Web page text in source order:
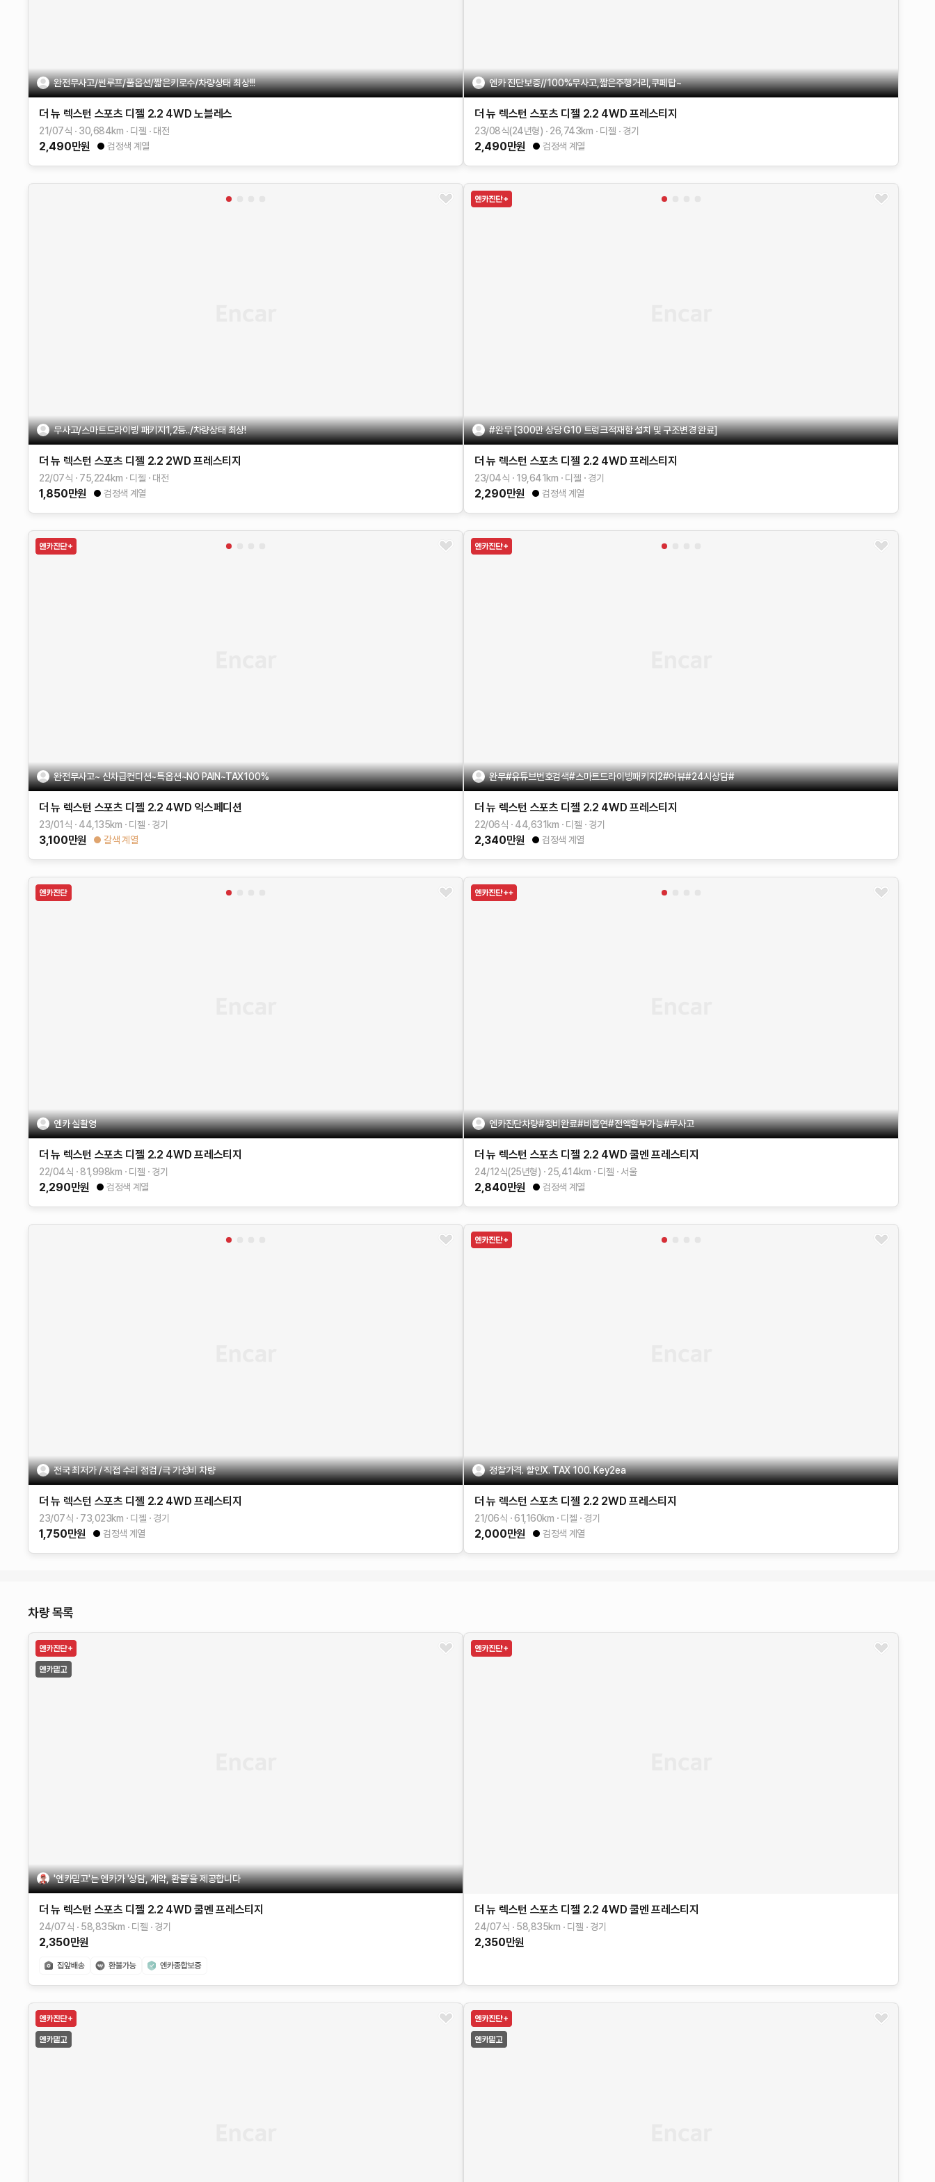
완전무사고/썬루프/풀옵션/짧은키로수/차량상태 최상!!!
더 뉴 렉스턴 스포츠 디젤 2.2 4WD 노블레스
21/07식 30,684km 디젤 대전
2,490만원 검정색 계열
엔카 진단보증//100%무사고,짧은주행거리,쿠페탑~
더 뉴 렉스턴 스포츠 디젤 2.2 4WD 프레스티지
23/08식(24년형) 26,743km 디젤 경기
2,490만원 검정색 계열
무사고/스마트드라이빙 패키지1,2등../차량상태 최상!
더 뉴 렉스턴 스포츠 디젤 2.2 2WD 프레스티지
22/07식 75,224km 디젤 대전
1,850만원 검정색 계열
#완무 [300만 상당 G10 트렁크적재함 설치 및 구조변경 완료]
더 뉴 렉스턴 스포츠 디젤 2.2 4WD 프레스티지
23/04식 19,641 km 디젤 경기
2,290만원 검정색 계열
완전무사고~ 신차급컨디션~특옵션~NO PAIN~TAX100%
더 뉴 렉스턴 스포츠 디젤 2.2 4WD 익스페디션
23/01식 44,135km 디젤 경기
3,100만원 갈색 계열
완무#유튜브번호검색#스마트드라이빙패키지2#어뷰#24시상담#
더 뉴 렉스턴 스포츠 디젤 2.2 4WD 프레스티지
22/06식 44,631 km 디젤 경기
2,340만원 검정색 계열
엔카 실촬영
더 뉴 렉스턴 스포츠 디젤 2.2 4WD 프레스티지
22/04식 81,998km 디젤 경기
2,290만원 검정색 계열
엔카진단차량#정비완료#비흡연#전액할부가능#무사고
더 뉴 렉스턴 스포츠 디젤 2.2 4WD 쿨멘 프레스티지
24/12식(25년형) 25,414km 디젤 서울
2,840만원 검정색 계열
전국 최저가 / 직접 수리 점검 /극 가성비 차량
더 뉴 렉스턴 스포츠 디젤 2.2 4WD 프레스티지
23/07식 73,023km 디젤 경기
1,750만원 검정색 계열
정찰가격. 할인X. TAX 100. Key2ea
더 뉴 렉스턴 스포츠 디젤 2.2 2WD 프레스티지
21/06식 61,160km 디젤 경기
2,000만원 검정색 계열
차량 목록
'엔카믿고'는 엔카가 '상담, 계약, 환불'을 제공합니다
더 뉴 렉스턴 스포츠 디젤 2.2 4WD 쿨멘 프레스티지
24/07식 58,835km 디젤 경기
2,350만원
더 뉴 렉스턴 스포츠 디젤 2.2 4WD 쿨멘 프레스티지
24/07식 58,835km 디젤 경기
2,350만원